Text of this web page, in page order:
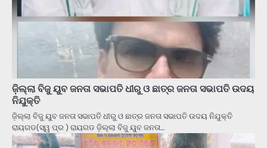
ଜ଼ିଲ୍ଲା ବିଜୁ ୟୁବ ଜନତା ସଭାପତି ଧୀରୁ ଓ ଛାତ୍ର ଜନତା ସଭାପତି ଉଦୟ
ନିଯୁକ୍ତି
ଜ଼ିଲ୍ଲା ବିଜୁ ୟୁବ ଜନତା ସଭାପତି ଧୀରୁ ଓ ଛାତ୍ର ଜନତା ସଭାପତି ଉଦୟ ନିଯୁକ୍ତି
ରାୟଗଡ(ସ୍ୱ ପ୍ର ) ରାୟଗଡ ଜ଼ିଲ୍ଲା ବିଜୁ ୟୁବ ଜନତା…